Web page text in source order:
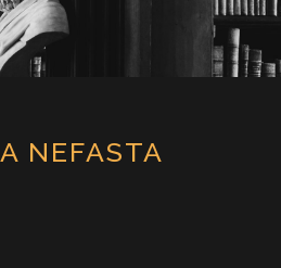
NEFASTA